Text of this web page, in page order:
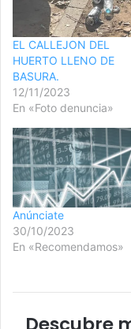
EL CALLEJON DEL
HUERTO LLENO DE
BASURA.
12/11/2023
En «Foto denuncia»
Anúnciate
30/10/2023
En «Recomendamos»